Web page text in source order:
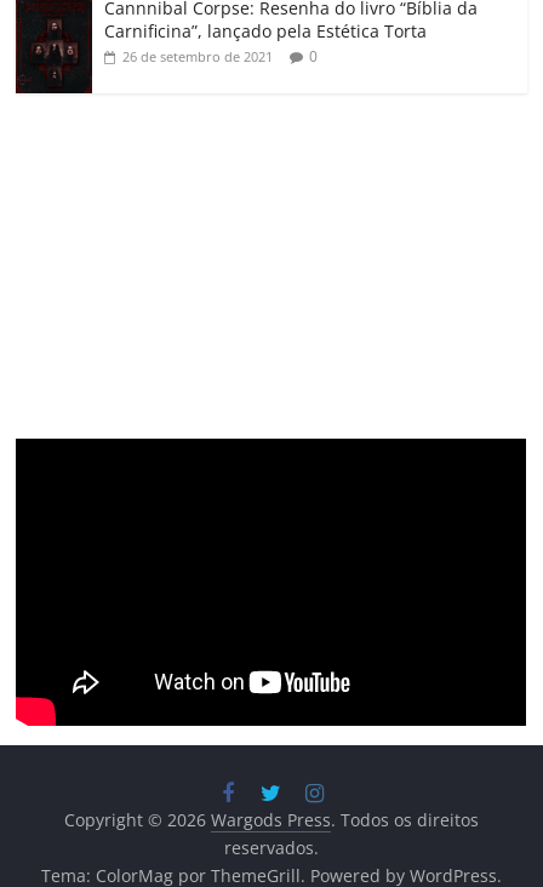
Cannnibal Corpse: Resenha do livro “Bíblia da
Carnificina”, lançado pela Estética Torta
26 de setembro de 2021 0
Copyright © 2026 Wargods Press. Todos os direitos
reservados.
Tema: ColorMagpor ThemeGrill. Powered by WordPress.